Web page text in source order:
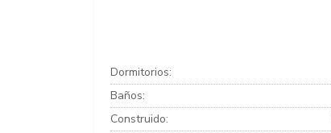
Dormitorios:
Baños:
Construido: